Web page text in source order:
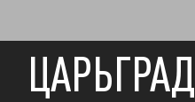
ЦАРЬГРАД